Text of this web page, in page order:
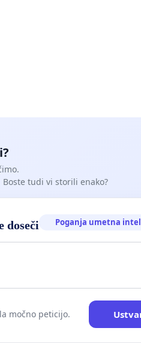
tudi vi storili enako?
doseči Poganja umetna
močno peticijo.